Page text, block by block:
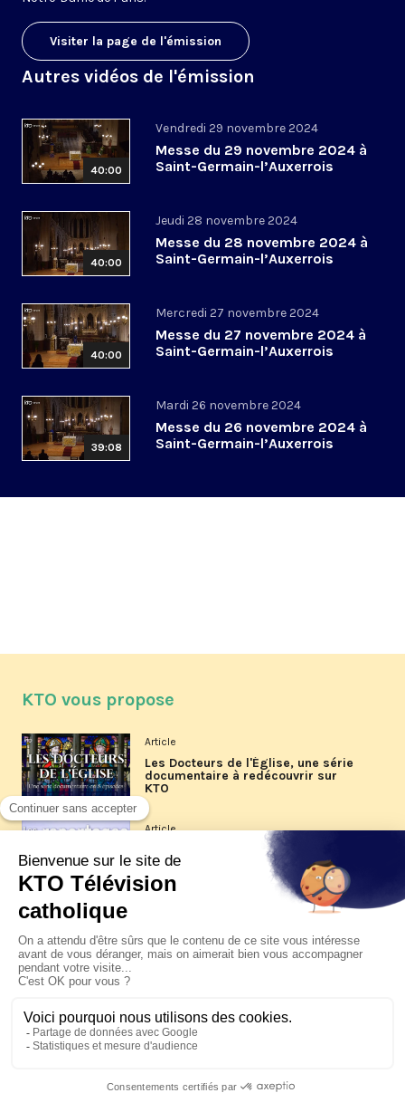
Visiter la page de l'émission
Autres vidéos de l'émission
40:00
Vendredi 29 novembre 2024
Messe du 29 novembre 2024 à
Saint-Germain-l’Auxerrois
40:00
Jeudi 28 novembre 2024
Messe du 28 novembre 2024 à
Saint-Germain-l’Auxerrois
40:00
Mercredi 27 novembre 2024
Messe du 27 novembre 2024 à
Saint-Germain-l’Auxerrois
39:08
Mardi 26 novembre 2024
Messe du 26 novembre 2024 à
Saint-Germain-l’Auxerrois
KTO vous propose
Article
Les Docteurs de l'Église, une série
documentaire à redécouvrir sur
KTO
Article
Les reportages d'été 2026 de KTO
La visite pastorale du pape Léon
XIV à Assise à suivre sur KTO le
jeudi 6 août
Le pape en Uruguay, Argentine et
Pérou du 6 au 17 novembre 2026